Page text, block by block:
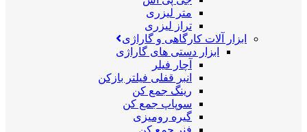
متر لیزری
تراز لیزری
ابزار آلات کارگاهی و گاراژی
ابزار دستی های گاراژی
آچار فیلر
انبر قفلی فیلتر بازکن
رینگ جمع کن
سوپاپ جمع کن
گیره رومیزی